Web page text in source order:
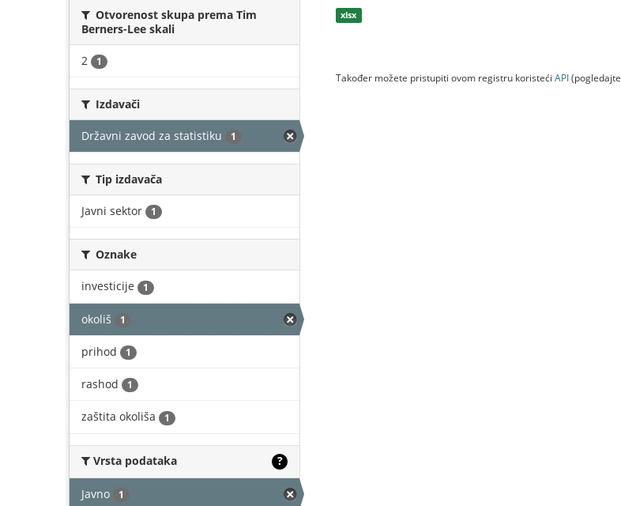
Otvorenost skupa prema Tim
Berners-Lee skali
2 1
Izdavači
Državni zavod za statistiku 1
Tip izdavača
Javni sektor 1
Oznake
investicije 1
okoliš 1
prihod 1
rashod 1
zaštita okoliša 1
Vrsta podataka ?
Javno 1
xlsx
Također možete pristupiti ovom registru koristeći API(pogledajte